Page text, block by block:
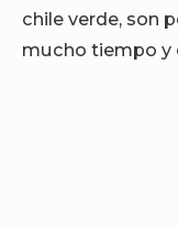
chile verde, son
mucho tiempo y